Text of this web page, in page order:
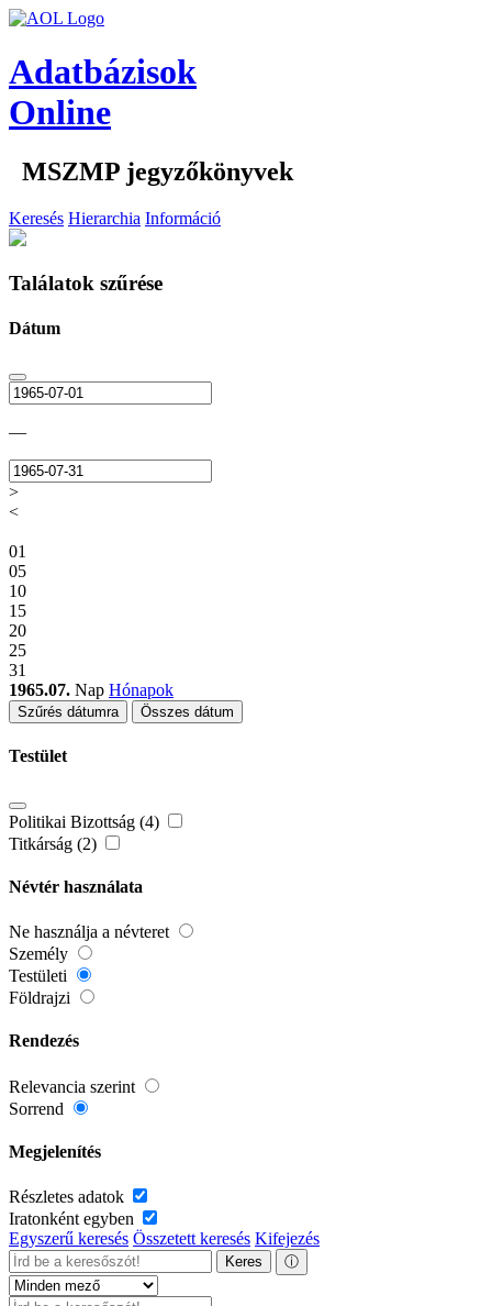
Adatbázisok
Online
MSZMP jegyzőkönyvek
Keresés Hierarchia Információ
Találatok szűrése
Dátum
—
>
<
01
05
10
15
20
25
31
1965.07. Nap Hónapok
Szűrés dátumra Összes dátum
Testület
Politikai Bizottság (4)
Titkárság (2)
Névtér használata
Ne használja a névteret
Személy
Testületi
Földrajzi
Rendezés
Relevancia szerint
Sorrend
Megjelenítés
Részletes adatok
Iratonként egyben
Egyszerű keresés Összetett keresés Kifejezés
Keres ⓘ